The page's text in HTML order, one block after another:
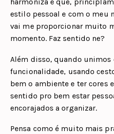
estilo pessoal e com o meu
vai me proporcionar muito
momento. Faz sentido ne?
Além disso, quando unimos
funcionalidade, usando
bem o ambiente e ter cores
sentido pro bem estar
encorajados a organizar.
Pensa como é muito mais